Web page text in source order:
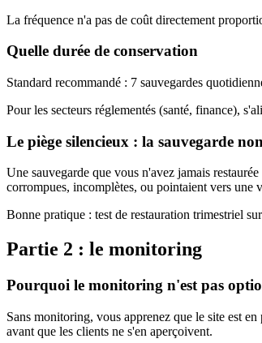
La fréquence n'a pas de coût directement
Quelle durée de conservation
Standard recommandé : 7 sauvegardes
Pour les secteurs réglementés (santé, finance),
Le piège silencieux : la sauvegarde
Une sauvegarde que vous n'avez jamais
corrompues, incomplètes, ou pointaient vers une
Bonne pratique : test de restauration trimestriel
Partie 2 : le monitoring
Pourquoi le monitoring n'est pas
Sans monitoring, vous apprenez que le site est
avant que les clients ne s'en aperçoivent.